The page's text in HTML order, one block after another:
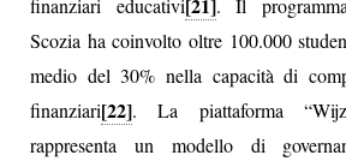
finanziari educativi
. Il
Scozia ha coinvolto oltre 100.000
medio del 30% nella capacità di
finanziari[22]. La piattaforma
rappresenta un modello di